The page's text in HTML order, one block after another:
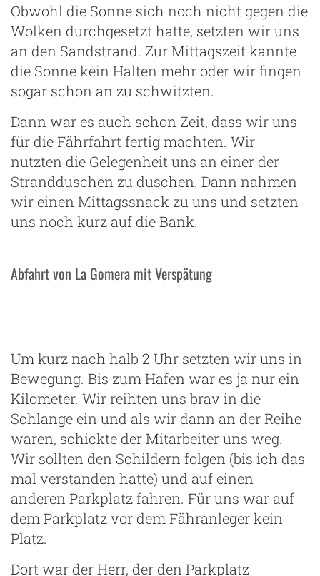
Obwohl die Sonne sich noch nicht gegen die
Wolken durchgesetzt hatte, setzten wir uns
an den Sandstrand. Zur Mittagszeit kannte
die Sonne kein Halten mehr oder wir fingen
sogar schon an zu schwitzten.
Dann war es auch schon Zeit, dass wir uns
für die Fährfahrt fertig machten. Wir
nutzten die Gelegenheit uns an einer der
Strandduschen zu duschen. Dann nahmen
wir einen Mittagssnack zu uns und setzten
uns noch kurz auf die Bank.
Abfahrt von La Gomera mit Verspätung
Um kurz nach halb 2 Uhr setzten wir uns in
Bewegung. Bis zum Hafen war es ja nur ein
Kilometer. Wir reihten uns brav in die
Schlange ein und als wir dann an der Reihe
waren, schickte der Mitarbeiter uns weg.
Wir sollten den Schildern folgen (bis ich das
mal verstanden hatte) und auf einen
anderen Parkplatz fahren. Für uns war auf
dem Parkplatz vor dem Fähranleger kein
Platz.
Dort war der Herr, der den Parkplatz